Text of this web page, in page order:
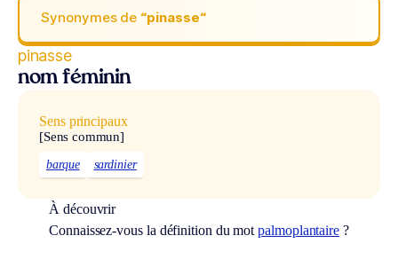
Synonymes de “pinasse“
pinasse
nom féminin
Sens principaux
[Sens commun]
barque sardinier
À découvrir
Connaissez-vous la définition du motpalmoplantaire ?